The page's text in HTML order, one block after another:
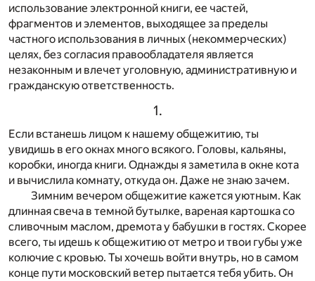
использование электронной книги, ее частей,
фрагментов и элементов, выходящее за пределы
частного использования в личных (некоммерческих)
целях, без согласия правообладателя является
незаконным и влечет уголовную, административную и
гражданскую ответственность.
1.
Если встанешь лицом к нашему общежитию, ты
увидишь в его окнах много всякого. Головы, кальяны,
коробки, иногда книги. Однажды я заметила в окне кота
и вычислила комнату, откуда он. Даже не знаю зачем.
Зимним вечером общежитие кажется уютным. Как
длинная свеча в темной бутылке, вареная картошка со
сливочным маслом, дремота у бабушки в гостях. Скорее
всего, ты идешь к общежитию от метро и твои губы уже
колючие с кровью. Ты хочешь войти внутрь, но в самом
конце пути московский ветер пытается тебя убить. Он